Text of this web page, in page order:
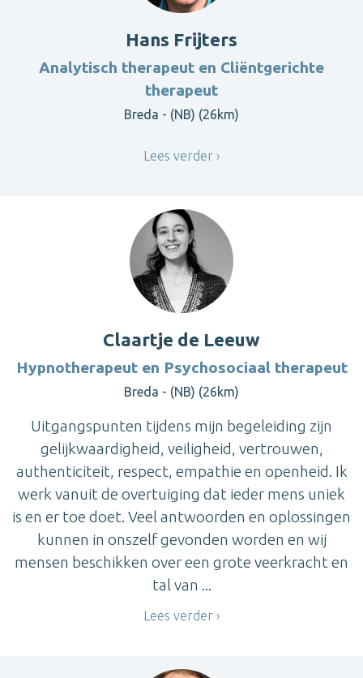
Hans Frijters
Analytisch therapeut en Cliëntgerichte
therapeut
Breda - (NB) (26km)
Lees verder
Claartje de Leeuw
Hypnotherapeut en Psychosociaal therapeut
Breda - (NB) (26km)
Uitgangspunten tijdens mijn begeleiding zijn
gelijkwaardigheid, veiligheid, vertrouwen,
authenticiteit, respect, empathie en openheid. Ik
werk vanuit de overtuiging dat ieder mens uniek
is en er toe doet. Veel antwoorden en oplossingen
kunnen in onszelf gevonden worden en wij
mensen beschikken over een grote veerkracht en
tal van ...
Lees verder